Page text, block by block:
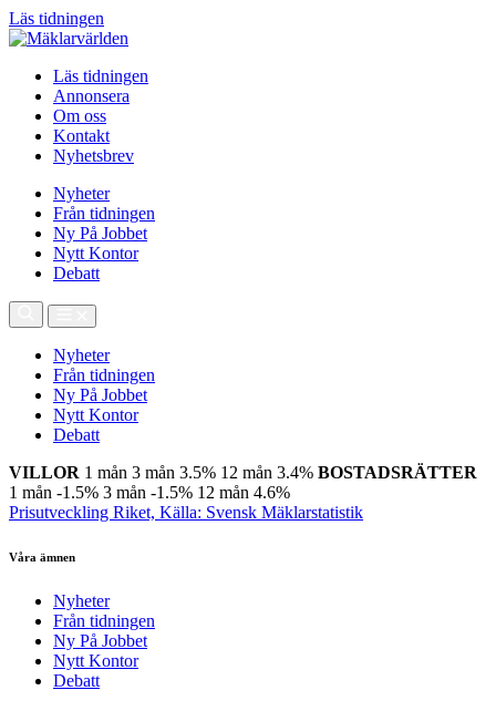
Läs tidningen
Läs tidningen
Annonsera
Om oss
Kontakt
Nyhetsbrev
Nyheter
Från tidningen
Ny På Jobbet
Nytt Kontor
Debatt
Nyheter
Från tidningen
Ny På Jobbet
Nytt Kontor
Debatt
VILLOR 1 mån 3 mån 3.5% 12 mån 3.4% BOSTADSRÄTTER
1 mån -1.5% 3 mån -1.5% 12 mån 4.6%
Prisutveckling Riket, Källa: Svensk Mäklarstatistik
Våra ämnen
Nyheter
Från tidningen
Ny På Jobbet
Nytt Kontor
Debatt